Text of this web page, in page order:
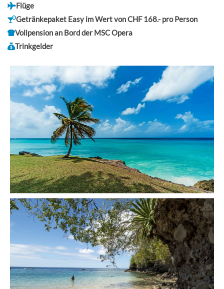
Flüge
Getränkepaket Easy im Wert von CHF 168.- pro Person
Vollpension an Bord der MSC Opera
Trinkgelder